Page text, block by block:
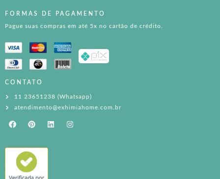
FORMAS DE PAGAMENTO
Pague suas compras em até 5x no cartão de crédito.
CONTATO
11 23651238 (Whatsapp)
atendimento@exhimiahome.com.br